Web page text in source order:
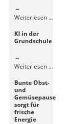
Weiterlesen …Besuch
KI in der
Grundschule
Weiterlesen …KI
Bunte Obst-
und
Gemüsepause
sorgt für
frische
Energie